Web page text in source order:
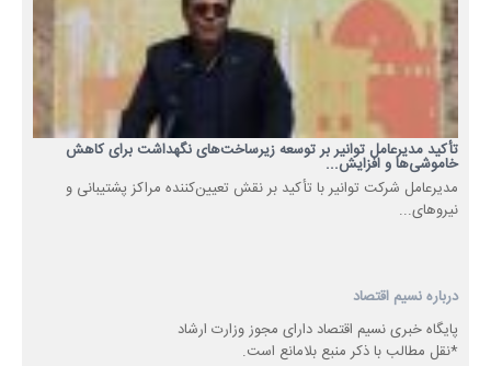
تأکید مدیرعامل توانیر بر توسعه زیرساخت‌های نگهداشت برای کاهش
خاموشی‌ها و افزایش...
مدیرعامل شرکت توانیر با تأکید بر نقش تعیین‌کننده مراکز پشتیبانی و
نیروهای...
درباره نسیم اقتصاد
پایگاه خبری نسیم اقتصاد دارای مجوز وزارت ارشاد
*نقل مطالب با ذکر منبع بلامانع است.